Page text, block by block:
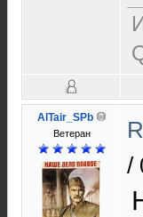
AlTair_SPb
Ветеран
/